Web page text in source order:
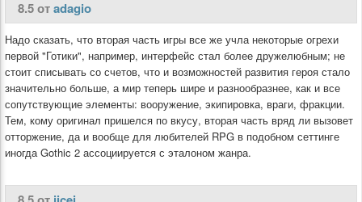
8.5 отadagio
Надо сказать, что вторая часть игры все же учла некоторые огрехи
первой "Готики", например, интерфейс стал более дружелюбным; не
стоит списывать со счетов, что и возможностей развития героя стало
значительно больше, а мир теперь шире и разнообразнее, как и все
сопутствующие элементы: вооружение, экипировка, враги, фракции.
Тем, кому оригинал пришелся по вкусу, вторая часть вряд ли вызовет
отторжение, да и вообще для любителей RPG в подобном сеттинге
иногда Gothic 2 ассоциируется с эталоном жанра.